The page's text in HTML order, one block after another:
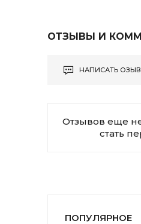
ОТЗЫВЫ И
НАПИСАТЬ ОЗЫВ
Отзывов еще
стать
ПОПУЛЯРНОЕ